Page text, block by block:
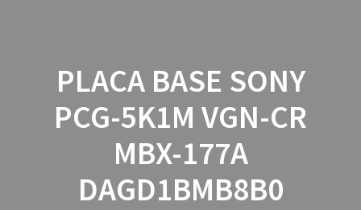
PLACA BASE SONY
PCG-5K1M VGN-CR
MBX-177A
DAGD1BMB8B0